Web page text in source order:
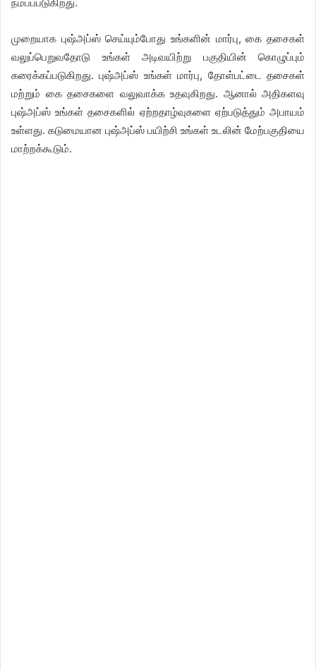
முறையாக புஷ்அப்ஸ் செய்யும்போது உங்களின் மார்பு, கை தசைகள்
வலுப்பெறுவதோடு உங்கள் அடிவயிற்று பகுதியின் கொழுப்பும்
கரைக்கப்படுகிறது. புஷ்அப்ஸ் உங்கள் மார்பு, தோள்பட்டை தசைகள்
மற்றும் கை தசைகளை வலுவாக்க உதவுகிறது. ஆனால் அதிகளவு
புஷ்அப்ஸ் உங்கள் தசைகளில் ஏற்றதாழ்வுகளை ஏற்படுத்தும் அபாயம்
உள்ளது. கடுமையான புஷ்அப்ஸ் பயிற்சி உங்கள் உடலின் மேற்பகுதியை
மாற்றக்கூடும்.